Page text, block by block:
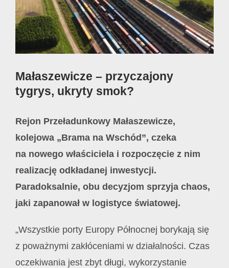
Małaszewicze – przyczajony
tygrys, ukryty smok?
Rejon Przeładunkowy Małaszewicze,
kolejowa „Brama na Wschód”, czeka
na nowego właściciela i rozpoczęcie z nim
realizację odkładanej inwestycji.
Paradoksalnie, obu decyzjom sprzyja chaos,
jaki zapanował w logistyce światowej.
„Wszystkie porty Europy Północnej borykają się
z poważnymi zakłóceniami w działalności. Czas
oczekiwania jest zbyt długi, wykorzystanie